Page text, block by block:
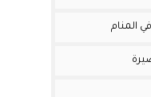
المنام